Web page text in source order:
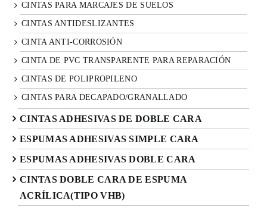
CINTAS PARA MARCAJES DE SUELOS
CINTAS ANTIDESLIZANTES
CINTA ANTI-CORROSIÓN
CINTA DE PVC TRANSPARENTE PARA REPARACIÓN
CINTAS DE POLIPROPILENO
CINTAS PARA DECAPADO/GRANALLADO
CINTAS ADHESIVAS DE DOBLE CARA
ESPUMAS ADHESIVAS SIMPLE CARA
ESPUMAS ADHESIVAS DOBLE CARA
CINTAS DOBLE CARA DE ESPUMA
ACRÍLICA(TIPO VHB)